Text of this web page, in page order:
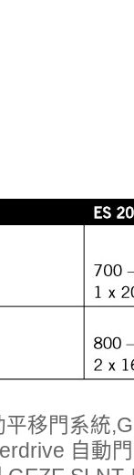
移門系統
自動